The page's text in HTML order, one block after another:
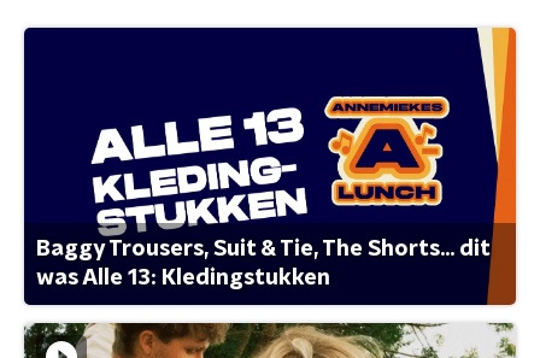
Baggy Trousers, Suit & Tie, The Shorts... dit
was Alle 13: Kledingstukken